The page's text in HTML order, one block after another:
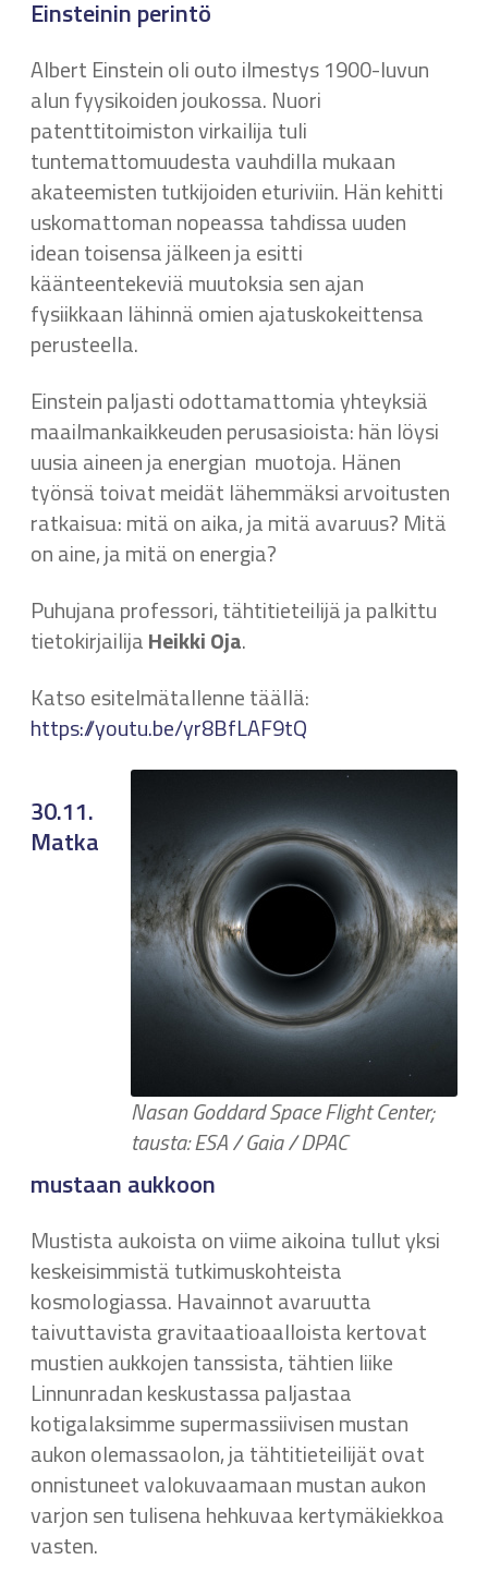
Einsteinin perintö
Albert Einstein oli outo ilmestys 1900-luvun
alun fyysikoiden joukossa. Nuori
patenttitoimiston virkailija tuli
tuntemattomuudesta vauhdilla mukaan
akateemisten tutkijoiden eturiviin. Hän kehitti
uskomattoman nopeassa tahdissa uuden
idean toisensa jälkeen ja esitti
käänteentekeviä muutoksia sen ajan
fysiikkaan lähinnä omien ajatuskokeittensa
perusteella.
Einstein paljasti odottamattomia yhteyksiä
maailmankaikkeuden perusasioista: hän löysi
uusia aineen ja energian muotoja. Hänen
työnsä toivat meidät lähemmäksi arvoitusten
ratkaisua: mitä on aika, ja mitä avaruus? Mitä
on aine, ja mitä on energia?
Puhujana professori, tähtitieteilijä ja palkittu
tietokirjailijaHeikki Oja.
Katso esitelmätallenne täällä:
https://youtu.be/yr8BfLAF9tQ
Nasan Goddard Space Flight Center;
tausta: ESA / Gaia / DPAC
30.11.
Matka
mustaan aukkoon
Mustista aukoista on viime aikoina tullut yksi
keskeisimmistä tutkimuskohteista
kosmologiassa. Havainnot avaruutta
taivuttavista gravitaatioaalloista kertovat
mustien aukkojen tanssista, tähtien liike
Linnunradan keskustassa paljastaa
kotigalaksimme supermassiivisen mustan
aukon olemassaolon, ja tähtitieteilijät ovat
onnistuneet valokuvaamaan mustan aukon
varjon sen tulisena hehkuvaa kertymäkiekkoa
vasten.